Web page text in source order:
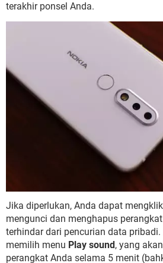
terakhir ponsel Anda.
Jika diperlukan, Anda dapat
mengunci dan menghapus
terhindar dari pencurian data
memilih menu Play sound, yang
perangkat Anda selama 5 menit